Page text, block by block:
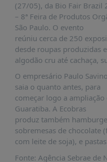
PUBLICAÇÕES
REVISTA
RUMOS
LIVROS
ESTUDOS
NOTÍCIAS
PRÊMIO
ABDE-
BID
PRÊMIO
(27/05), da Bio Fair Brazil
– 8ª Feira de Produtos
São Paulo. O evento
reúniu cerca de 250
desde roupas produzidas
algodão cru até cachaça,
O empresário Paulo
saia o quanto antes, para
começar logo a
Guaratiba. A Ecobras
produz também
sobremesas de chocolate
com leite de soja), e
Fonte: Agência Sebrae de